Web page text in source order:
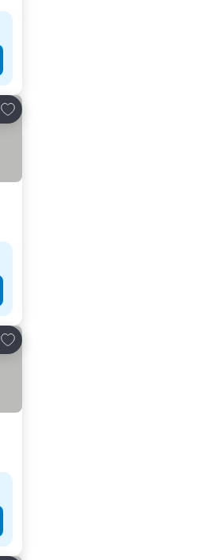
Lisää suosikkeihin
Lisää suosikkeihin